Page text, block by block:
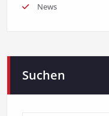
News
Suchen